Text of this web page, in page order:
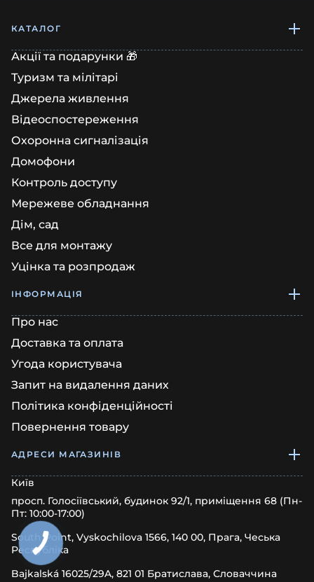
КАТАЛОГ
Акції та подарунки 🎁
Туризм та мілітарі
Джерела живлення
Відеоспостереження
Охоронна сигналізація
Домофони
Контроль доступу
Мережеве обладнання
Дім, сад
Все для монтажу
Уцінка та розпродаж
ІНФОРМАЦІЯ
Про нас
Доставка та оплата
Угода користувача
Запит на видалення даних
Політика конфіденційності
Повернення товару
АДРЕСИ МАГАЗИНІВ
Київ
просп. Голосіївський, будинок 92/1, приміщення 68 (Пн-
Пт: 10:00-17:00)
South Point, Vyskochilova 1566, 140 00, Прага, Чеська
Республіка
Bajkalská 16025/29A, 821 01 Братислава, Словаччина